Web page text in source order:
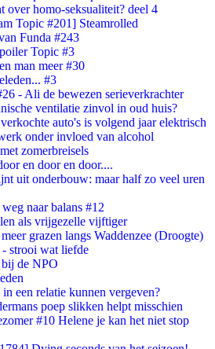
over homo-seksualiteit? deel 4
Topic #201] Steamrolled
Funda #243
Topic #3
man meer #30
#3
- Ali de bewezen serieverkrachter
ventilatie zinvol in oud huis?
auto's is volgend jaar elektrisch
onder invloed van alcohol
zomerbreisels
en door en door....
uit onderbouw: maar half zo veel uren
naar balans #12
als vrijgezelle vijftiger
grazen langs Waddenzee (Droogte)
strooi wat liefde
de NPO
een relatie kunnen vergeven?
poep slikken helpt misschien
#10 Helene je kan het niet stop